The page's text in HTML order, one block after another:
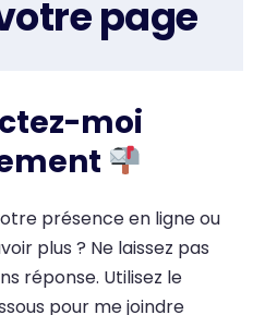
page
moi
présence en ligne ou
plus ? Ne laissez pas
réponse. Utilisez le
pour me joindre